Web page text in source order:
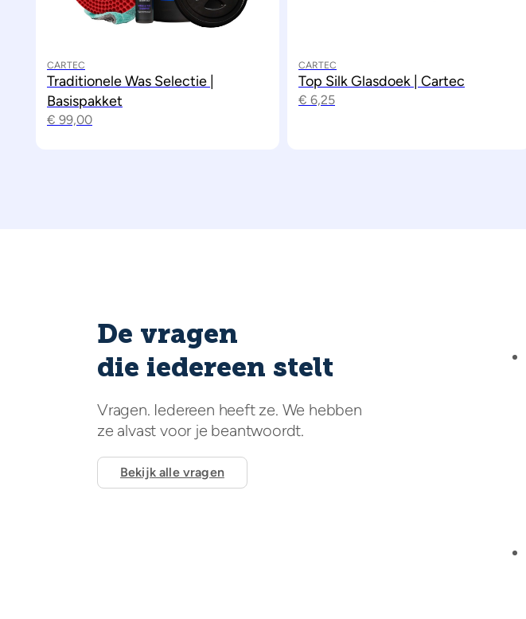
CARTEC
Traditionele Was Selectie |
Basispakket
€ 99,00
CARTEC
Top Silk Glasdoek | Cartec
€ 6,25
De vragen
die iedereen stelt
Vragen. Iedereen heeft ze. We hebben
ze alvast voor je beantwoordt.
Bekijk alle vragen